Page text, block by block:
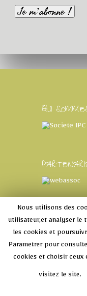
QUI
SINTHIOU
facebook
Nous utilisons des
utilisateur,et analyser le
les cookies et
Parametrer pour
cookies et choisir ceux
visitez le site.